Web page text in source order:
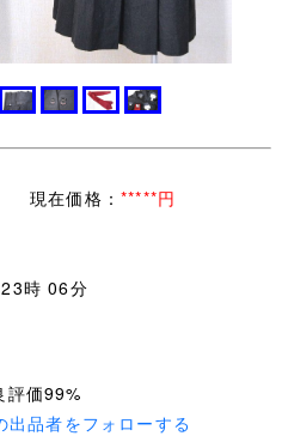
現在価格： *****円
時 06分
評価99%
出品者をフォローする